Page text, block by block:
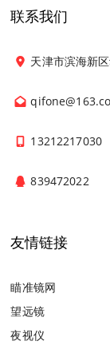
联系我们
天津市滨海新
13212217030
839472022
友情链接
瞄准镜网
望远镜
夜视仪